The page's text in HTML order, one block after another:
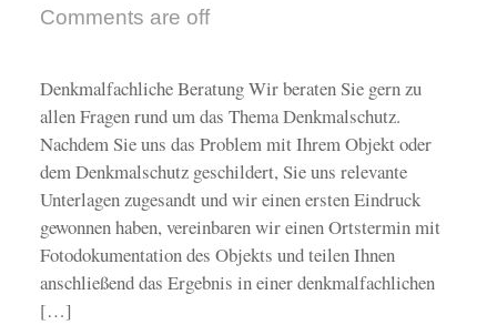
Comments are off
Denkmalfachliche Beratung Wir beraten Sie gern zu
allen Fragen rund um das Thema Denkmalschutz.
Nachdem Sie uns das Problem mit Ihrem Objekt oder
dem Denkmalschutz geschildert, Sie uns relevante
Unterlagen zugesandt und wir einen ersten Eindruck
gewonnen haben, vereinbaren wir einen Ortstermin mit
Fotodokumentation des Objekts und teilen Ihnen
anschließend das Ergebnis in einer denkmalfachlichen
[…]